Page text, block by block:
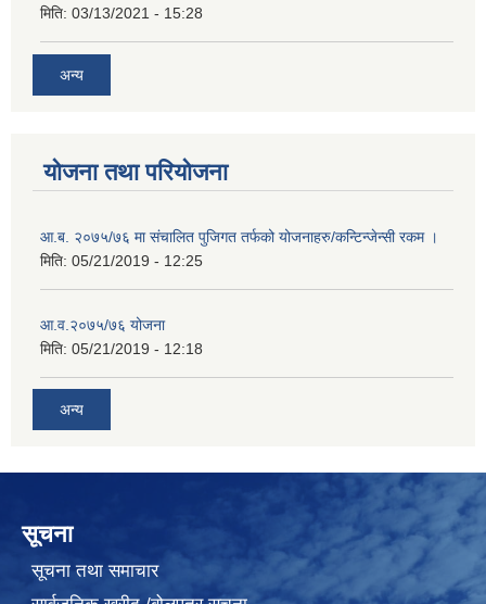
मिति: 03/13/2021 - 15:28
अन्य
योजना तथा परियोजना
आ.ब. २०७५/७६ मा संचालित पुजिगत तर्फको योजनाहरु/कन्टिन्जेन्सी रकम ।
मिति: 05/21/2019 - 12:25
आ.व.२०७५/७६ योजना
मिति: 05/21/2019 - 12:18
अन्य
सूचना
सूचना तथा समाचार